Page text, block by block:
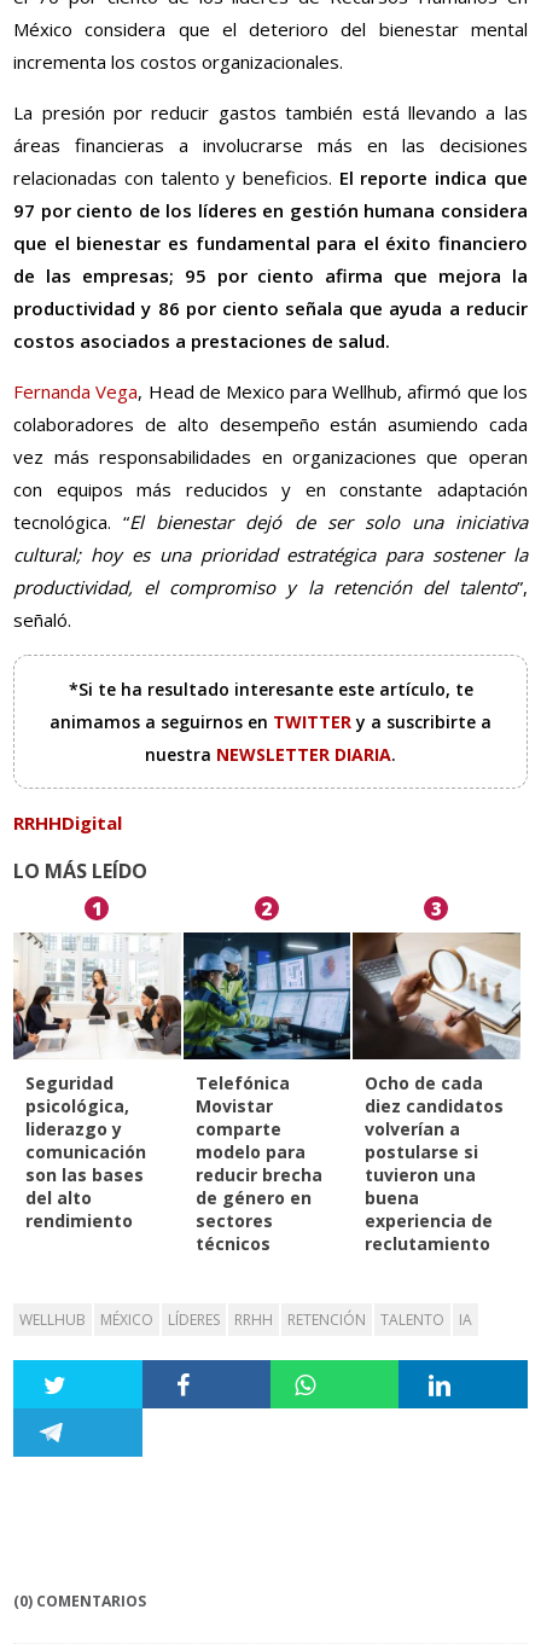
México considera que el deterioro del bienestar mental
incrementa los costos organizacionales.
La presión por reducir gastos también está llevando a las
áreas financieras a involucrarse más en las decisiones
relacionadas con talento y beneficios. El reporte indica que
97 por ciento de los líderes en gestión humana considera
que el bienestar es fundamental para el éxito financiero
de las empresas; 95 por ciento afirma que mejora la
productividad y 86 por ciento señala que ayuda a reducir
costos asociados a prestaciones de salud.
Fernanda Vega, Head de Mexico para Wellhub, afirmó que los
colaboradores de alto desempeño están asumiendo cada
vez más responsabilidades en organizaciones que operan
con equipos más reducidos y en constante adaptación
tecnológica. “El bienestar dejó de ser solo una iniciativa
cultural; hoy es una prioridad estratégica para sostener la
productividad, el compromiso y la retención del talento”,
señaló.
*Si te ha resultado interesante este artículo, te
animamos a seguirnos en TWITTERy a suscribirte a
nuestra NEWSLETTER DIARIA.
RRHHDigital
LO MÁS LEÍDO
1
Seguridad
psicológica,
liderazgo y
comunicación
son las bases
del alto
rendimiento
2
Telefónica
Movistar
comparte
modelo para
reducir brecha
de género en
sectores
técnicos
3
Ocho de cada
diez candidatos
volverían a
postularse si
tuvieron una
buena
experiencia de
reclutamiento
WELLHUB MÉXICO LÍDERES RRHH RETENCIÓN TALENTO IA
(0) COMENTARIOS